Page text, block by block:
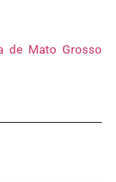
de Mato Grosso